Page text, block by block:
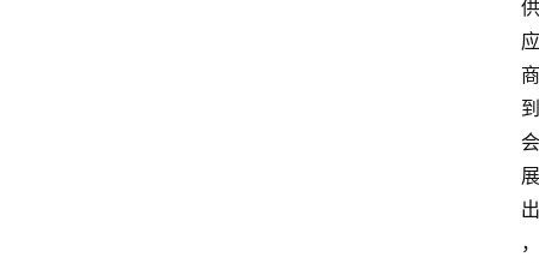
供
应
商
到
会
展
出
，